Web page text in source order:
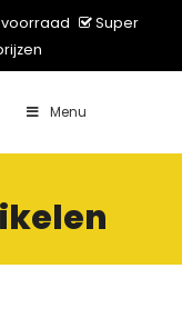
voorraad
Super
Menu